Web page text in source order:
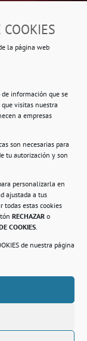
la página web
información que se
que visitas nuestra
a empresas
son necesarias para
tu autorización y son
personalizarla en
ajustada a tus
todas estas cookies
RECHAZAR o
COOKIES.
de nuestra página
Madrid